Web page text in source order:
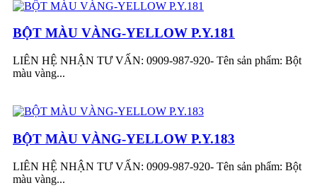
BỘT MÀU VÀNG-YELLOW P.Y.181
LIÊN HỆ NHẬN TƯ VẤN: 0909-987-920- Tên sản phẩm: Bột
màu vàng...
BỘT MÀU VÀNG-YELLOW P.Y.183
LIÊN HỆ NHẬN TƯ VẤN: 0909-987-920- Tên sản phẩm: Bột
màu vàng...